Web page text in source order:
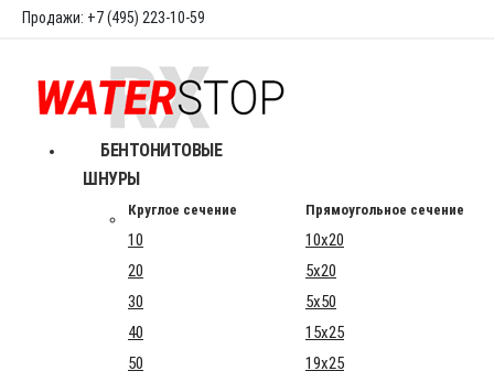
Продажи: +7 (495) 223-10-59
БЕНТОНИТОВЫЕ
ШНУРЫ
Круглое сечение Прямоугольное сечение
10
10x20
20
5x20
30
5x50
40
15x25
50
19x25